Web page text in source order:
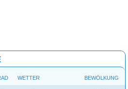
WETTER BEWÖLKUNG